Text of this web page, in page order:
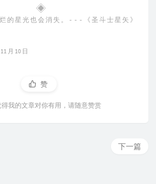
◈
的星光也会消失。---《圣斗士星矢》
月 10 日
赞
我的文章对你有用，请随意赞赏
下一篇